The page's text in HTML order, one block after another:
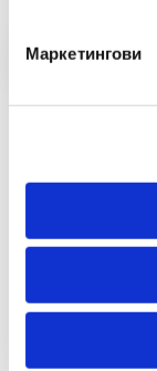
Маркетингови